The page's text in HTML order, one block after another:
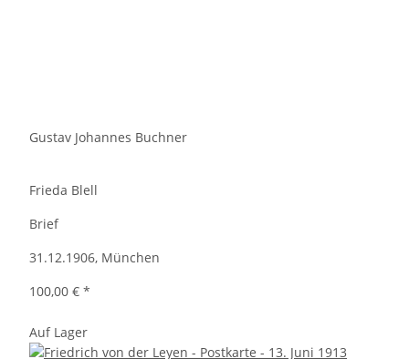
Gustav Johannes Buchner
Frieda Blell
Brief
31.12.1906, München
100,00 € *
Auf Lager